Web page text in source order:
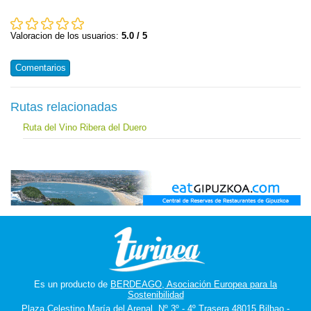
Valoracion de los usuarios: 5.0 / 5
Comentarios
Rutas relacionadas
Ruta del Vino Ribera del Duero
Es un producto de BERDEAGO, Asociación Europea para la
Sostenibilidad
Plaza Celestino María del Arenal, Nº 3º - 4º Trasera 48015 Bilbao -